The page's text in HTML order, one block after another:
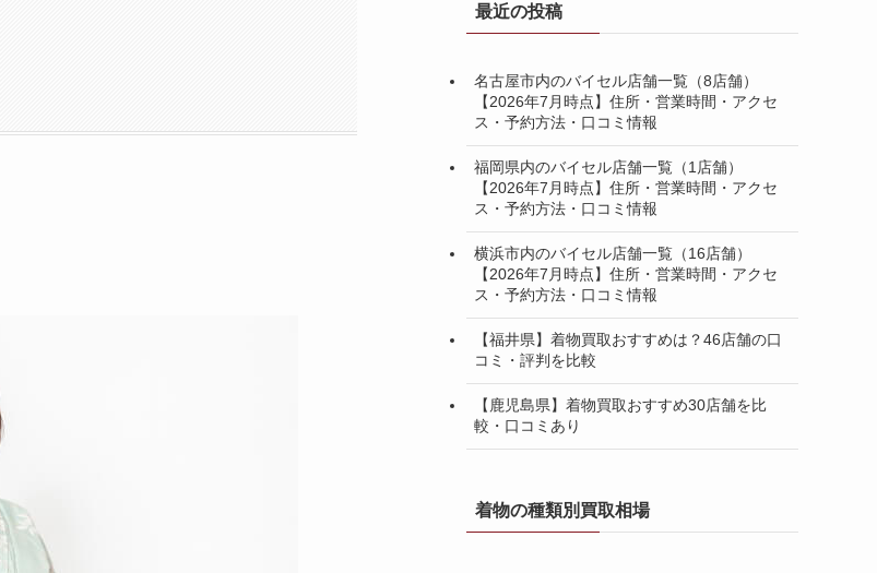
最近の投稿
名古屋市内のバイセル店舗一覧（8店舗）
【2026年7月時点】住所・営業時間・アクセ
ス・予約方法・口コミ情報
福岡県内のバイセル店舗一覧（1店舗）
【2026年7月時点】住所・営業時間・アクセ
ス・予約方法・口コミ情報
横浜市内のバイセル店舗一覧（16店舗）
【2026年7月時点】住所・営業時間・アクセ
ス・予約方法・口コミ情報
【福井県】着物買取おすすめは？46店舗の口
コミ・評判を比較
【鹿児島県】着物買取おすすめ30店舗を比
較・口コミあり
着物の種類別買取相場